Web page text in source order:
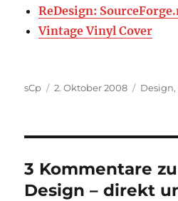
ReDesign:
Vintage Vinyl Cover
Autor
sCp
Veröffentlicht
2. Oktober 2008 Design,
3 Kommentare
Design – direkt